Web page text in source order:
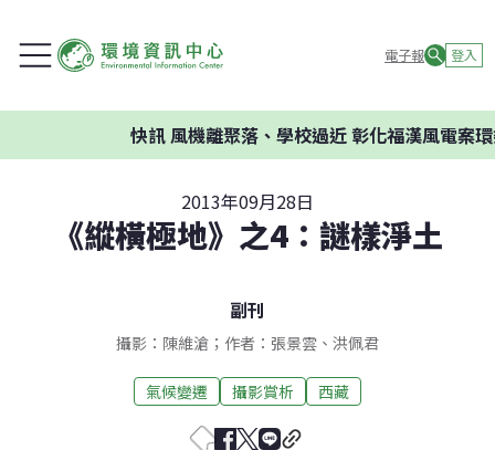
電子報 登入
風機離聚落、學校過近 彰化福漢風電案環委建
2013年09月28日
《縱橫極地》之4：謎樣淨土
副刊
攝影：陳維滄；作者：張景雲、洪佩君
氣候變遷 攝影賞析 西藏